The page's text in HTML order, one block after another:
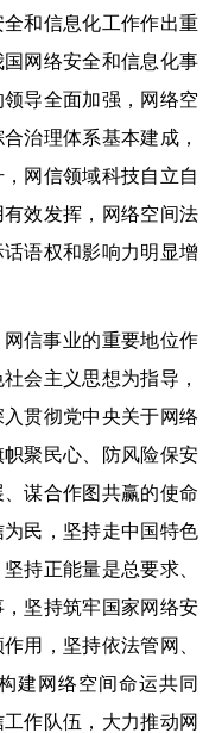
和信息化工作作出重
网络安全和信息化事
导全面加强，网络空
治理体系基本建成，
网信领域科技自立自
效发挥，网络空间法
语权和影响力明显增
信事业的重要地位作
会主义思想为指导，
贯彻党中央关于网络
聚民心、防风险保安
谋合作图共赢的使命
民，坚持走中国特色
持正能量是总要求、
坚持筑牢国家网络安
用，坚持依法管网、
建网络空间命运共同
作队伍，大力推动网